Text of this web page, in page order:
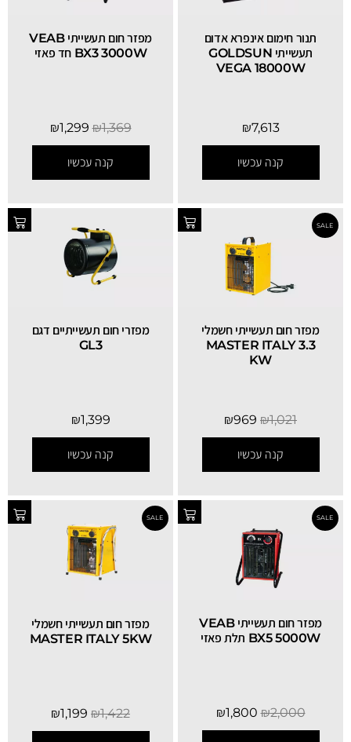
SALE
תנור חימום אינפרא אדום
תעשייתי GOLDSUN
VEGA 18000W
₪7,613
קנה עכשיו
מפזר חום תעשייתי VEAB
BX3 3000W חד פאזי
₪1,369
₪1,299
קנה עכשיו
מפזר חום תעשייתי חשמלי
MASTER ITALY 3.3
KW
₪1,021
₪969
קנה עכשיו
מפזרי חום תעשייתיים דגם
GL3
₪1,399
קנה עכשיו
מפזר חום תעשייתי VEAB
BX5 5000W תלת פאזי
₪2,000
₪1,800
מפזר חום תעשייתי חשמלי
MASTER ITALY 5KW
₪1,422
₪1,199